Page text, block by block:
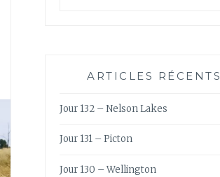
ARTICLES RÉCENTS
Jour 132 – Nelson Lakes
Jour 131 – Picton
Jour 130 – Wellington